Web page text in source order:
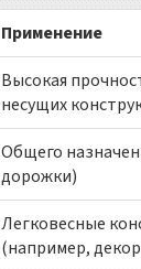
Применение
Высокая
несущих
Общего
дорожки)
Легковесные
(например,